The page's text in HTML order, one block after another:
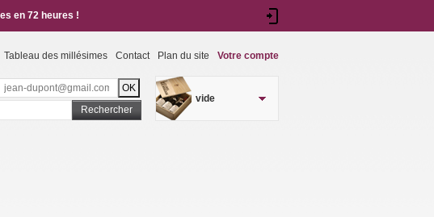
vide
Tableau des millésimes Contact Plan du site Votre compte
en 72 heures !
Rechercher